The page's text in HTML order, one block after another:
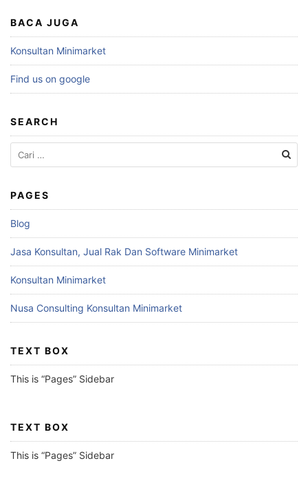
BACA JUGA
Konsultan Minimarket
Find us on google
SEARCH
Cari
untuk:
PAGES
Blog
Jasa Konsultan, Jual Rak Dan Software Minimarket
Konsultan Minimarket
Nusa Consulting Konsultan Minimarket
TEXT BOX
This is “Pages” Sidebar
TEXT BOX
This is “Pages” Sidebar